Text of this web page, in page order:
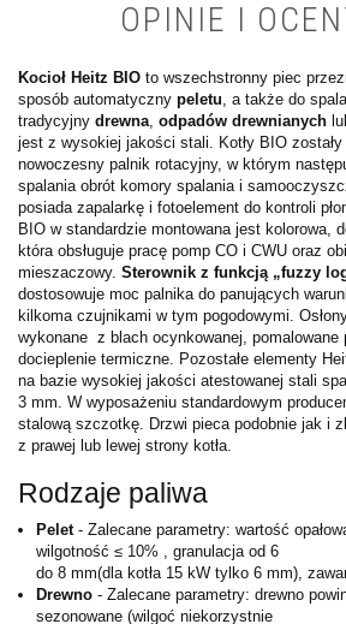
OPINIE I
Kocioł Heitz BIO to wszechstronny piec
sposób automatyczny peletu, a także do
tradycyjny drewna, odpadów drewnianych
jest z wysokiej jakości stali. Kotły BIO
nowoczesny palnik rotacyjny, w którym
spalania obrót komory spalania i
posiada zapalarkę i fotoelement do kontroli
BIO w standardzie montowana jest kolorowa,
która obsługuje pracę pomp CO i CWU oraz
mieszaczowy. Sterownik z funkcją „fuzzy
dostosowuje moc palnika do panujących
kilkoma czujnikami w tym pogodowymi.
wykonane z blach ocynkowanej, pomalowane
docieplenie termiczne. Pozostałe elementy
na bazie wysokiej jakości atestowanej stali
3 mm. W wyposażeniu standardowym
stalową szczotkę. Drzwi pieca podobnie jak i
z prawej lub lewej strony kotła.
Rodzaje paliwa
Pelet- Zalecane parametry: wartość
wilgotność ≤ 10% , granulacja od 6
do 8 mm(dla kotła 15 kW tylko 6 mm),
Drewno - Zalecane parametry: drewno
sezonowane (wilgoć niekorzystnie